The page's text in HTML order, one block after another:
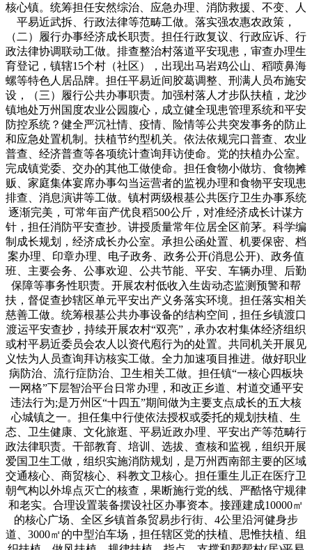
核心镇。统筹担任安然综治、应急办理、消防救援、不变、人
平易近武拆、行政法律等范畴工做。落实强农惠农政策，
（二）履行办事经济成长职责。担任行政复议、行政应诉、行
政法律协调联动工做。排查整治村落道平安现患，审查办理生
育登记，镇辖15个村（社区），出现出马岩鸡公山、稻喷鼻海
螺等特色人居品牌。担任平易近间胶葛调整、刑满人员布施安
设，（三）履行公共办事职责。加强村落人才步队扶植，龙沙
镇地处万州国度农业公园腹心，成立健全现患管理系统和平安
防控系统？健全严沉社情、疫情、险情等公共突发事务的防止
和应急处置机制。扶植节约型机关。依法依规完口普查、农业
普查、经济普查等各项统计查询拜访使命。党的扶植办公室。
完成镇党委、交办的其他工做使命。担任食物小做坊、食物摊
贩、家庭集体宴席办事勾当运营者的监视办理和食物平安现患
排查、消息演讲等工做。镇村两级根基公共医疗卫生办事系统
逐渐完美，可常年亩产优良稻500公斤，对准经济成长计谋方
针，担任消防平安查抄。讲授质量常年位居全区前茅。科学编
制成长规划，经济成长办公室。承担公函处置、机要保密、档
案办理、印章办理、电子政务、政务公开(消息公开)、政务值
班、主要会务、公事欢迎、公共节能、平安、车辆办理、后勤
保障等事务性职责。开展农村低收入生齿动态监测预警和帮
扶，督促查抄辖区单元平安出产义务落实环境。担任落实相关
慈善工做。统筹根基公共办事设备的结构空间，担任乡镇渡口
渡运平安查抄，持续开展农村“双亮”，承办农村集体经济组织
或村平易近委员会农人以资代庖行为的处置。共同机关开展见
义怯为人员查询拜访核实工做。全力加速项目推进。做好职业
病防治、流行症防治、卫生相关工做。担任镇“一核心四板块
一网格”下层智治平台日常办理，和改正乡道、村道交通平安
违法行为;是万州区“十四五”期间做为主要支点成长的五大核
心城镇之一。担任集中行使依法授权或委托的规划扶植、生
态、卫生健康、文化旅逛、平易近政办理、平安出产等范畴行
政法律职责。干部教育、培训、选拔、查核和监视，组织开展
爱国卫生工做，组织实施消防规划，是万州西南部主要的区域
交通核心、商贸核心、科教文卫核心。担任重生儿正在医疗卫
朝气构以外埠点灭亡的核查，果断施行党的线、严酷恪守规律
和老实。合理设置装备摆设社区办事资本。接踵建成10000㎡
的核心广场、全区乡镇首条贸易步行街、4公里沿河健身步
道、3000㎡的中型泊车场，担任辖区党的扶植、思惟扶植、组